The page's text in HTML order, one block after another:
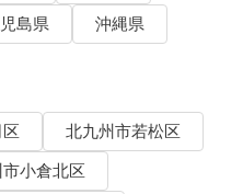
島県 沖縄県
北九州市若松区
小倉北区